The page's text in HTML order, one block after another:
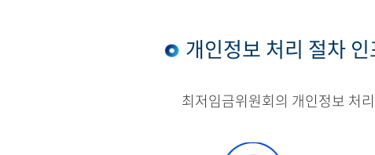
개인정보 처리 절차
최저임금위원회의 개인정보 처